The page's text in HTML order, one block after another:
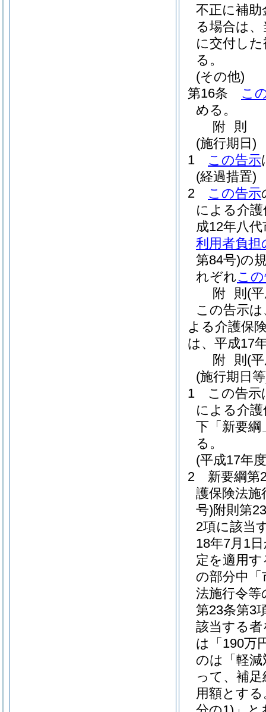
不正に補
る場合は
に交付し
る。
(その他)
第16条
こ
める。
附 則
(施行期日)
1
この告示
(経過措置)
2
この告示
による介
成12年八
利用者負担
第84号)の
れぞれこ
附 則 (
この告示
よる介護保
は、平成17
附 則 (
(施行期日
1
この告示
による介
下「新要
る。
(平成17年
2
新要綱第
護保険法施
号)附則第
2項に該当
18年7月1
定を適用す
の部分中「
法施行令
第23条第3
該当する
は「190万
のは「軽減
って、補
用額とする